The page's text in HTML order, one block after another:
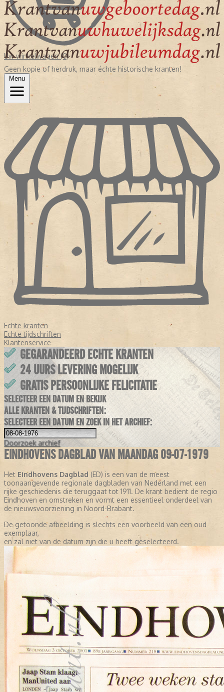
Uw winkelwagen (0)
Geen kopie of herdruk, maar échte historische kranten!
Menu
Echte kranten
Echte tijdschriften
Klantenservice
GEGARANDEERD ECHTE KRANTEN
24 UURS LEVERING MOGELIJK
GRATIS PERSOONLIJKE FELICITATIE
SELECTEER EEN DATUM EN BEKIJK
ALLE KRANTEN & TIJDSCHRIFTEN:
SELECTEER EEN DATUM EN ZOEK IN HET ARCHIEF:
Doorzoek archief
EINDHOVENS DAGBLAD VAN MAANDAG 09-07-1979
Het Eindhovens Dagblad (ED) is een van de meest
toonaangevende regionale dagbladen van Nederland met een
rijke geschiedenis die teruggaat tot 1911. De krant bedient de regio
Eindhoven en omstreken en vormt een essentieel onderdeel van
de nieuwsvoorziening in Noord-Brabant.
De getoonde afbeelding is slechts een voorbeeld van een oud
exemplaar,
en zal niet van de datum zijn die u heeft geselecteerd.